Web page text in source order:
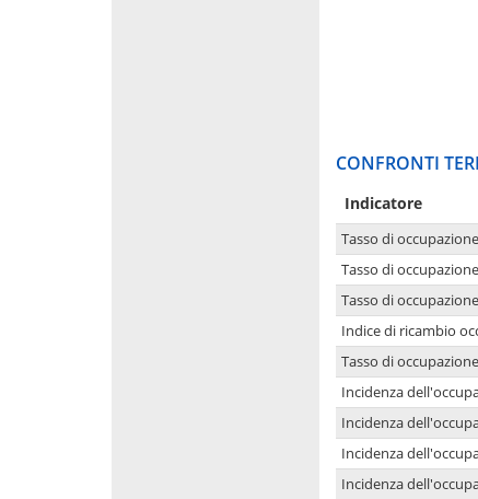
CONFRONTI
Indicatore
Tasso di
Tasso di
Tasso di occupazione
Indice di ricambio
Tasso di
Incidenza
Incidenza
Incidenza
Incidenza